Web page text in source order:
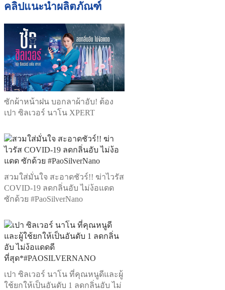
คลิปแนะนำผลิตภัณฑ์
ซักผ้าหน้าฝน บอกลาผ้าอับ! ต้อง
เปา ซิลเวอร์ นาโน XPERT
สวมใส่มั่นใจ สะอาดชัวร์!! ฆ่าไวรัส
COVID-19 ลดกลิ่นอับ ไม่ง้อแดด
ซักด้วย #PaoSilverNano
เปา ซิลเวอร์ นาโน ที่คุณหนูดีและผู้
ใช้ยกให้เป็นอันดับ 1 ลดกลิ่นอับ ไม่